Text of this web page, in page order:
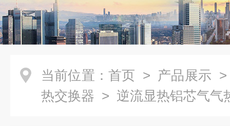
当前位置： 首页 > 产品展示
热交换器 > 逆流显热铝芯气气